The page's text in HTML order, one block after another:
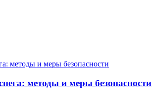
методы и меры безопасности